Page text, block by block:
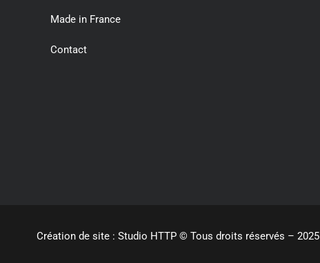
Made in France
Contact
Création de site : Studio HTTP © Tous droits réservés – 2025